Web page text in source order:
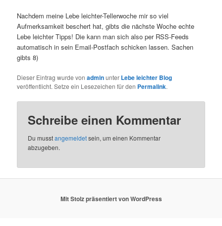
Nachdem meine Lebe leichter-Tellerwoche mir so viel
Aufmerksamkeit beschert hat, gibts die nächste Woche echte
Lebe leichter Tipps! Die kann man sich also per RSS-Feeds
automatisch in sein Email-Postfach schicken lassen. Sachen
gibts 8)
Dieser Eintrag wurde vonadminunter Lebe leichter Blog
veröffentlicht. Setze ein Lesezeichen für den Permalink.
Schreibe einen Kommentar
Du musstangemeldetsein, um einen Kommentar
abzugeben.
Mit Stolz präsentiert von WordPress